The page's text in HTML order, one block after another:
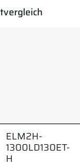
ELM2H-
1300LD130ET-
H